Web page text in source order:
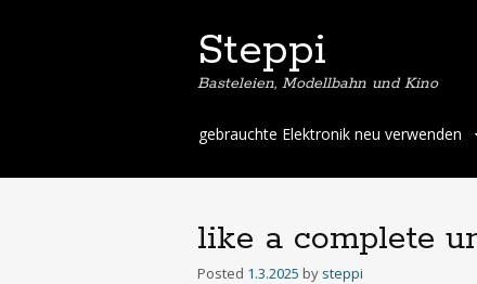
Steppi
Basteleien, Modellbahn und Kino
Skip
content
gebrauchte Elektronik neu verwenden
like a complete
Posted 1.3.2025 by steppi